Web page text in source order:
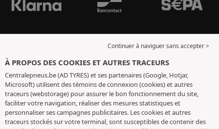
Continuer à naviguer sans accepter >
À PROPOS DES COOKIES ET AUTRES TRACEURS
Centralepneus.be (AD TYRES) et ses partenaires (Google, Hotjar,
Microsoft) utilisent des témoins de connexion (cookies) et autres
traceurs (webstorage) pour assurer le bon fonctionnement du site,
faciliter votre navigation, réaliser des mesures statistiques et
personnaliser ses campagnes publicitaires. Les cookies et autres
traceurs stockés sur votre terminal, sont susceptibles de contenir des